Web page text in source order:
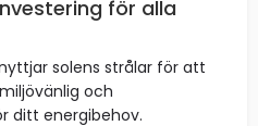
för alla
solens strålar för att
och
ditt energibehov.